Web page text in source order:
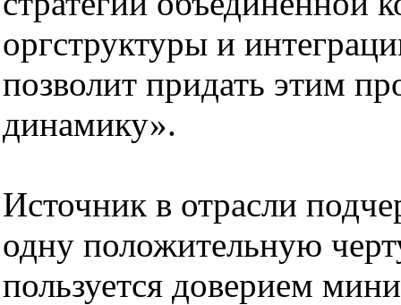
оргструктуры и
позволит придать этим
динамику».
Источник в отрасли
одну положительную
пользуется доверием